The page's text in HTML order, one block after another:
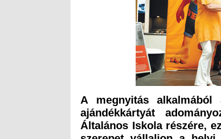
A megnyitás
ajándékkártyát
Általános Iskola részére,
szerepet vállaljon a helyi